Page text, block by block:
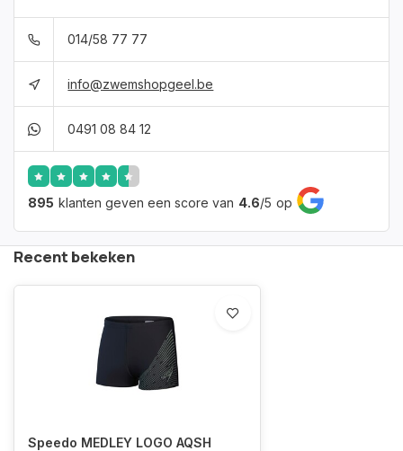
014/58 77 77
info@zwemshopgeel.be
0491 08 84 12
895 klanten geven een score van 4.6/5 op
Recent bekeken
Speedo MEDLEY LOGO AQSH